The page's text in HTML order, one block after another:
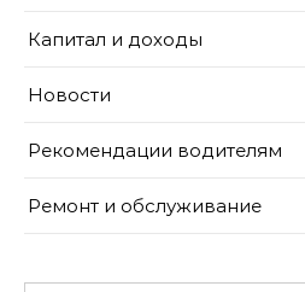
Капитал и доходы
Новости
Рекомендации водителям
Ремонт и обслуживание